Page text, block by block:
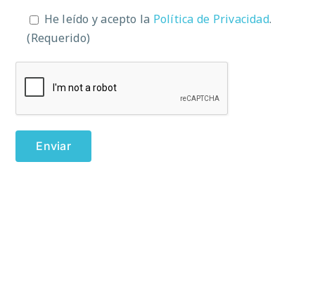
He leído y acepto la Política de Privacidad.
(Requerido)